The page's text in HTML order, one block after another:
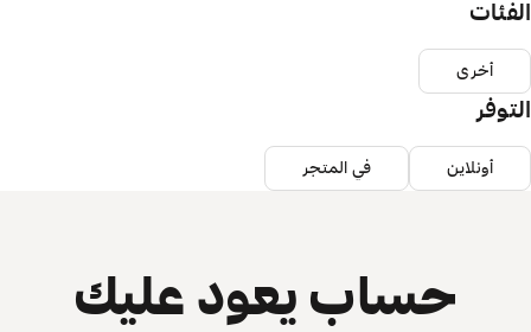
الفئات
أخرى
التوفر
أونلاين في المتجر
حساب يعود عليك